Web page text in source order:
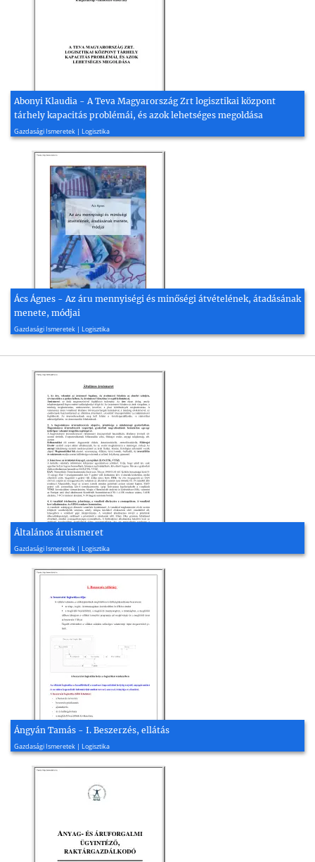
Abonyi Klaudia - A Teva Magyarország Zrt logisztikai központ
tárhely kapacitás problémái, és azok lehetséges megoldása
Gazdasági Ismeretek | Logisztika
2009, 66 oldal
Ács Ágnes - Az áru mennyiségi és minőségi átvételének, átadásának
menete, módjai
Gazdasági Ismeretek | Logisztika
2010, 14 oldal
Általános áruismeret
Gazdasági Ismeretek | Logisztika
2007, 5 oldal
Ángyán Tamás - I. Beszerzés, ellátás
Gazdasági Ismeretek | Logisztika
2009, 23 oldal